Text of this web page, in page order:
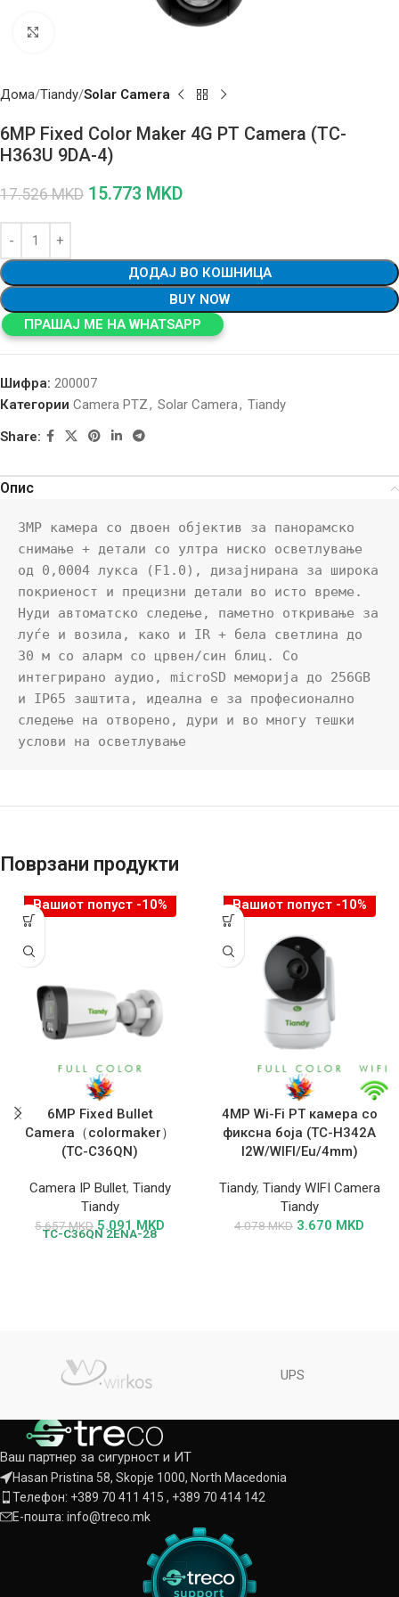
Дома Tiandy Solar Camera
6MP Fixed Color Maker 4G PT Camera (TC-
H363U 9DA-4)
17.526MKD 15.773 MKD
ДОДАЈ ВО КОШНИЦА
BUY NOW
ПРАШАЈ МЕ НА WHATSAPP
Шифра: 200007
Категории Camera PTZ, Solar Camera, Tiandy
Share:
Опис
3MP камера со двоен објектив за панорамско
снимање + детали со ултра ниско осветлување
од 0,0004 лукса (F1.0), дизајнирана за широка
покриеност и прецизни детали во исто време.
Нуди автоматско следење, паметно откривање за
луѓе и возила, како и IR + бела светлина до
30 м со аларм со црвен/син блиц. Со
интегрирано аудио, microSD меморија до 256GB
и IP65 заштита, идеална е за професионално
следење на отворено, дури и во многу тешки
услови на осветлување
Поврзани продукти
Вашиот попуст -10%
6MP Fixed Bullet
Camera（colormaker）
(TC-C36QN)
Camera IP Bullet, Tiandy
Tiandy
5.657MKD 5.091 MKD
TC-C36QN2ENA-28
Вашиот попуст -10%
4MP Wi-Fi PT камера со
фиксна боја (TC-H342A
I2W/WIFI/Eu/4mm)
Tiandy, Tiandy WIFI Camera
Tiandy
4.078MKD 3.670 MKD
UPS
Ваш партнер за сигурност и ИТ
Hasan Pristina 58, Skopje 1000, North Macedonia
Телефон: +389 70 411 415 , +389 70 414 142
Е-пошта: info@treco.mk